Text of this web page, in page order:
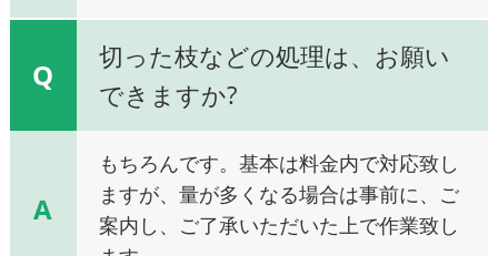
Q
切った枝などの処理は、お願い
できますか?
A
もちろんです。基本は料金内で対応致し
ますが、量が多くなる場合は事前に、ご
案内し、ご了承いただいた上で作業致し